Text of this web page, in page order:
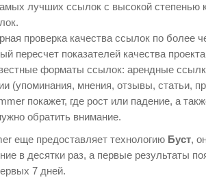
лучших ссылок с высокой степенью
проверка качества ссылок по более
пересчет показателей качества
форматы ссылок: арендные
(упоминания, мнения, отзывы, статьи,
покажет, где рост или падение, а
обратить внимание.
еще предоставляет технологию Буст,
в десятки раз, а первые результаты
7 дней.